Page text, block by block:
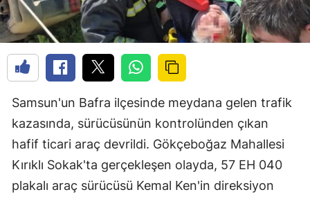
Samsun'un Bafra ilçesinde meydana gelen trafik
kazasında, sürücüsünün kontrolünden çıkan
hafif ticari araç devrildi. Gökçeboğaz Mahallesi
Kırıklı Sokak'ta gerçekleşen olayda, 57 EH 040
plakalı araç sürücüsü Kemal Ken'in direksiyon